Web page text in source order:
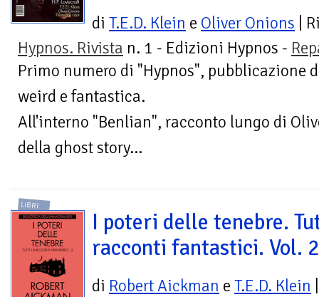
di T.E.D. Klein e Oliver Onions |
Hypnos. Rivista n. 1 - Edizioni Hypnos -
Primo numero di "Hypnos", pubblicazione
weird e fantastica.
All'interno "Benlian", racconto lungo di
della ghost story...
LIBRI
I poteri delle tenebre.
racconti fantastici. Vol. 2
di Robert Aickman e T.E.D. Klein